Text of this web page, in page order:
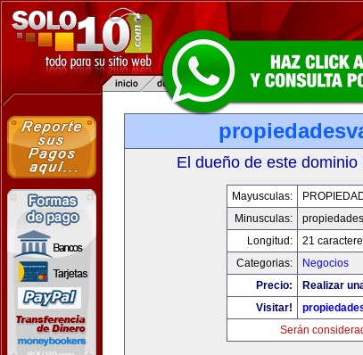
El dueño de este
Mayusculas:
Minusculas:
Longitud:
21
Categorias:
Negocios
Precio:
Realizar
Visitar!
Serán